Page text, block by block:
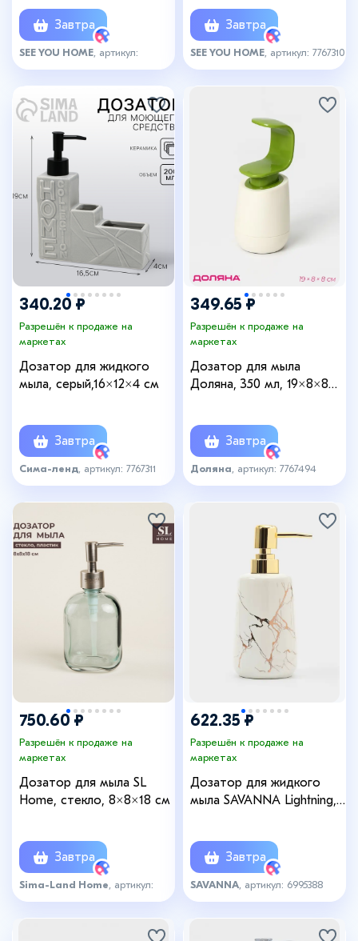
Завтра
SEE YOU HOME , артикул:
7767309
Завтра
SEE YOU HOME , артикул: 7767310
340.20 ₽
Разрешён к продаже на
маркетах
Дозатор для жидкого
мыла, серый,16×12×4 см
Завтра
Сима-ленд , артикул: 7767311
349.65 ₽
Разрешён к продаже на
маркетах
Дозатор для мыла
Доляна, 350 мл, 19×8×8
Завтра
Доляна , артикул: 7767494
750.60 ₽
Разрешён к продаже на
маркетах
Дозатор для мыла SL
Home, стекло, 8×8×18 см
Завтра
Sima-Land Home , артикул:
7885714
622.35 ₽
Разрешён к продаже на
маркетах
Дозатор для жидкого
мыла SAVANNA Lightning,
Завтра
SAVANNA , артикул: 6995388